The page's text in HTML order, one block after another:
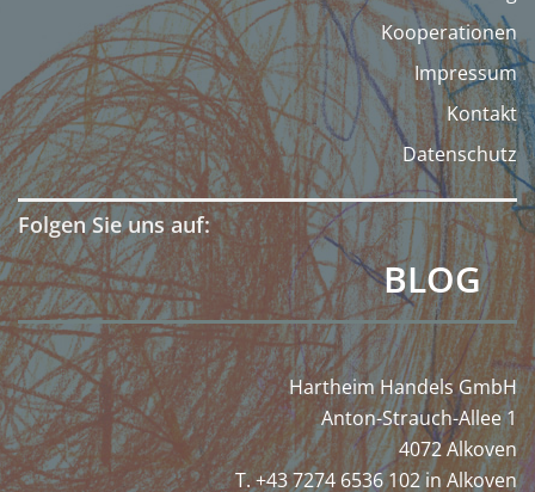
Kooperationen
Impressum
Kontakt
Datenschutz
Folgen Sie uns auf:
BLOG
Hartheim Handels GmbH
Anton-Strauch-Allee 1
4072 Alkoven
T. +43 7274 6536 102 in Alkoven